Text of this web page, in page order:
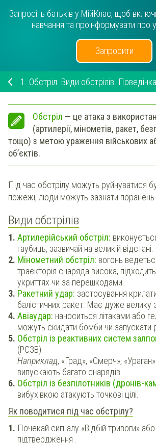
Запросіть батьків у МійКлас, щоб
навчання та проінформувати про
Запросити
1. Обстріл. Види обстрілів.
Обстріл — це атака з
(артилерії, мінометів, ракет,
тощо) з метою ураження військових
об’єктів.
Під час обстрілу можуть руйнуватися
пожежі, люди можуть зазнати поранень
Види обстрілів
Артилерійський обстріл:
гаубиць, зазвичай на великій відстані.
Мінометний обстріл: вогонь
траєкторія снаряда висока,
укриттях чи за перешкодами.
Ракетний удар: застосування
балістичних ракет. Має дуже велику
Авіаудар: наноситься літаками або
можуть скидати бомби чи запускати
Обстріл із реактивних систем
(РСЗВ)
Наприклад, «Град», «Смерч»,
випускають багато снарядів.
Обстріл із безпілотників (дронів-
вибухівкою атакують точкові цілі.
Як поводитися під час обстрілу?
Почекай сигналу «Відбій тривоги» або
підтвердження .